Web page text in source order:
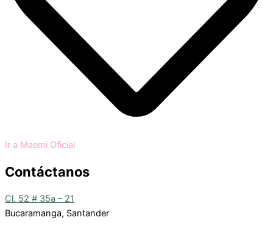
Ir a Maemi Oficial
Contáctanos
Cl. 52 # 35a – 21
Bucaramanga, Santander